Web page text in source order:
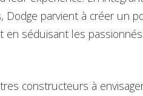
parvient à créer un
séduisant les
constructeurs à